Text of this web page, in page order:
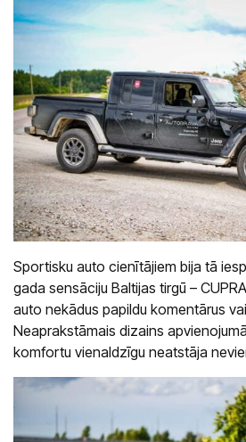
Sportisku auto cienītājiem bija tā
gada sensāciju Baltijas tirgū –
auto nekādus papildu komentārus
Neaprakstāmais dizains
komfortu vienaldzīgu neatstāja